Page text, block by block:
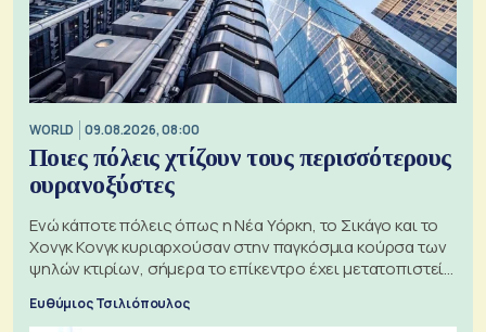
WORLD 09.08.2026, 08:00
Ποιες πόλεις χτίζουν τους περισσότερους
ουρανοξύστες
Ενώ κάποτε πόλεις όπως η Νέα Υόρκη, το Σικάγο και το
Χονγκ Κονγκ κυριαρχούσαν στην παγκόσμια κούρσα των
ψηλών κτιρίων, σήμερα το επίκεντρο έχει μετατοπιστεί
Ευθύμιος Τσιλιόπουλος